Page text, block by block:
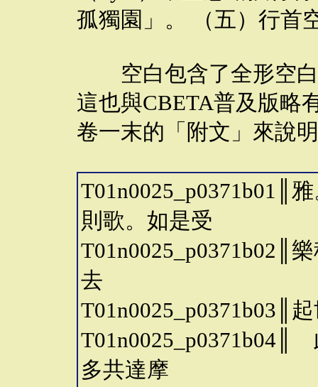
孤獨園」。 （五）行首
空白包含了全形空白
這也與CBETA普及版略
卷一末的「附文」來說
T01n0025_p0371b01║
則歌。如是受
T01n0025_p0371b02║
去
T01n0025_p0371b03║
T01n0025_p0371b04║
多共達摩